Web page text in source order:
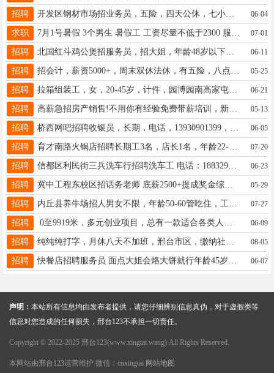
招聘 开发区钢材市场招业务员，五险，四天公休，七小时工作制，中午管饭，电话18132929850同微信 06-04
求职 07-01
招聘 北国红斗鸡公煲招服务员，招大姐，年龄48岁以下，有工作经验优先，工资3500到4000元18875738370 06-11
招聘 05-25
招聘 拉箱组装工，女，20-45岁，计件，园博园南高家屯，13780292500 06-21
招聘 高薪急招房产销售!不用你有经验免费带薪培训，新手也能快速上手！工作自由时间灵活收入上不封顶多劳多得18617655953 05-13
招聘 06-05
招聘 育才南路火锅店招聘长期工3名，店长1名，年龄22-50岁，薪资3600-5800，有全勤奖，15231940333 07-20
招聘 信都区利民街三兵洗车行招聘洗车工 电话：18832992771 19333977377 06-23
招聘 冀中工程东校区招话务老师 底薪2500+提成奖金综合5Q+福利齐全 另招暑期兼职80元/天 电话：17692951723 05-29
招聘 07-27
招聘 06-09
招聘 08-05
招聘 06-07
声明： 本站所有信息均由发布者提供，请您仔细辨别信息真伪，对于虚假类等
信息对您造成的任何损失，邢台123不承担一切责任。
Copyright © 2022-2025 邢台123(www.xingtai.wang) All Rights Reserved.
本网站由邢台123运营维护 微信：cnxingtai 网站地图